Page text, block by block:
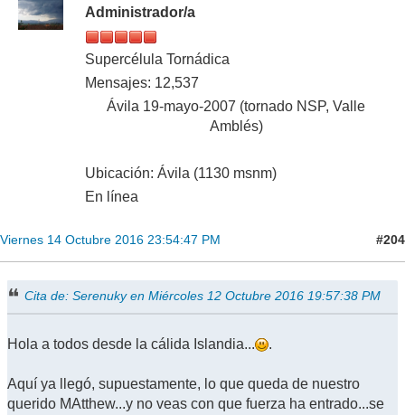
Administrador/a
Supercélula Tornádica
Mensajes: 12,537
Ávila 19-mayo-2007 (tornado NSP, Valle
Amblés)
Ubicación: Ávila (1130 msnm)
En línea
Viernes 14 Octubre 2016 23:54:47 PM #204
Cita de: Serenuky en Miércoles 12 Octubre 2016 19:57:38 PM
Hola a todos desde la cálida Islandia... .
Aquí ya llegó, supuestamente, lo que queda de nuestro
querido MAtthew...y no veas con que fuerza ha entrado...se